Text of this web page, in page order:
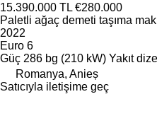
15.390.000 TL €280.000
Paletli ağaç demeti taşıma
2022
Euro 6
Güç 286 bg (210 kW) Yakıt dizel
Romanya, Anieș
Satıcıyla iletişime geç